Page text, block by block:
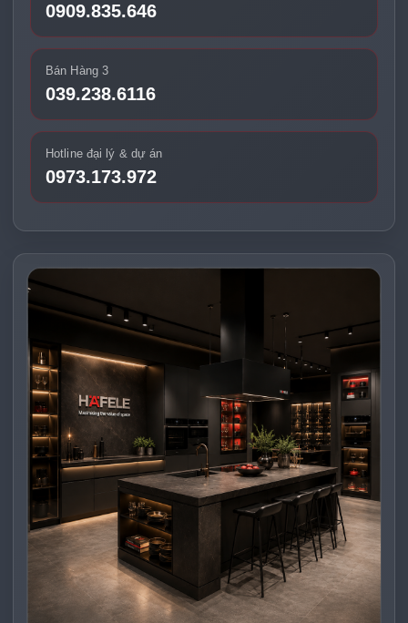
0909.835.646
Bán Hàng 3
039.238.6116
Hotline đại lý & dự án
0973.173.972